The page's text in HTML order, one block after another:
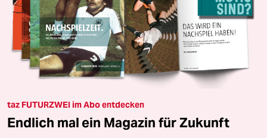
taz FUTURZWEI im Abo entdecken
Endlich mal ein Magazin für Zukunft